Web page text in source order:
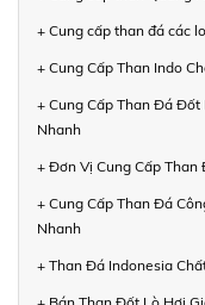
+ Cung cấp than đá các
+ Cung Cấp Than Indo
+ Cung Cấp Than Đá Đốt
Nhanh
+ Đơn Vị Cung Cấp Than
+ Cung Cấp Than Đá
Nhanh
+ Than Đá Indonesia